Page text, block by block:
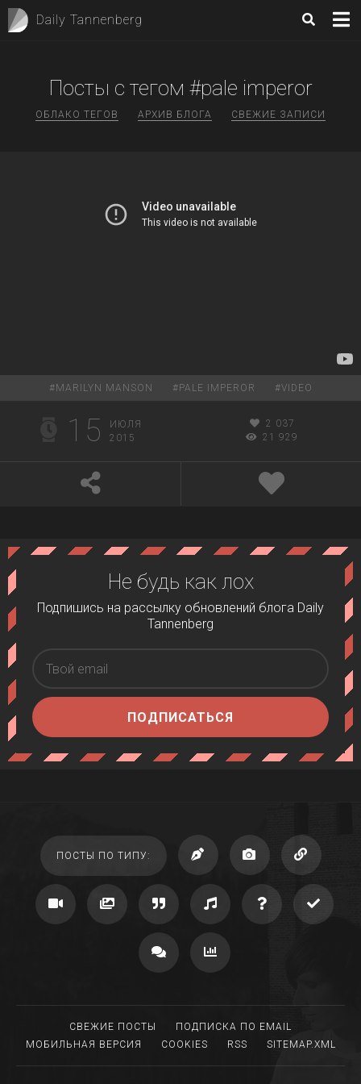
Daily Tannenberg
Посты с тегом #pale imperor
ОБЛАКО ТЕГОВ АРХИВ БЛОГА СВЕЖИЕ ЗАПИСИ
# MARILYN MANSON # PALE IMPEROR #VIDEO
15
ИЮЛЯ
2015
2 037
21 929
Не будь как лох
Подпишись на рассылку обновлений блога Daily
Tannenberg
ПОДПИСАТЬСЯ
ПОСТЫ ПО ТИПУ:
СВЕЖИЕ ПОСТЫ
ПОДПИСКА ПО EMAIL
МОБИЛЬНАЯ ВЕРСИЯ
COOKIES RSS SITEMAP.XML